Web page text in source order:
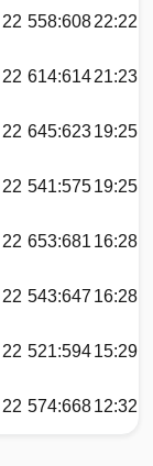
22 558:60822:22
22 614:61421:23
22 645:62319:25
22 541:57519:25
22 653:681 16:28
22 543:647 16:28
22 521:59415:29
22 574:66812:32